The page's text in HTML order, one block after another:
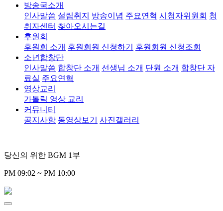
방송국소개
인사말씀 설립취지 방송이념 주요연혁 시청자위원회 청
취자센터 찾아오시는길
후원회
후원회 소개 후원회원 신청하기
후원회원 신청조회
소년합창단
인사말씀 합창단 소개 선생님 소개 단원 소개 합창단 자
료실 주요연혁
영상교리
가톨릭 영상 교리
커뮤니티
공지사항 동영상보기 사진갤러리
당신의 위한 BGM 1부
PM 09:02 ~ PM 10:00